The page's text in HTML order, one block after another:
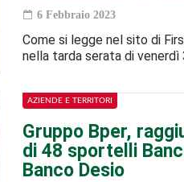
6 Febbraio 2023
Come si legge nel sito di
nella tarda serata di
AZIENDE E TERRITORI
Gruppo Bper,
di 48 sportelli
Banco Desio